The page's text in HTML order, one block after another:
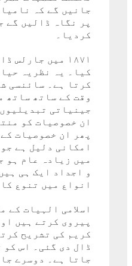
جانیں گے کہ
پر نگاہ ڈالیں گے
کردیا۔
۱۸۷۱ میں
کیا۔ یہ نظریہ
کرتا ہے۔ سائنسی
وقت کے ساتھ ساتھ
جینیاتی
ان خصوصیات کو
پھر ان خصوصیات
امکانی دلیل ہے
میں زیادہ عام ہو
و اجداد ایک ہی
انواع میں تنوع
اسلامی الہیات
پیروی کرتے ہیں
کریم کی تشریح
ڈال دی گئی۔ اس
جاتا ہے۔ دوسرے